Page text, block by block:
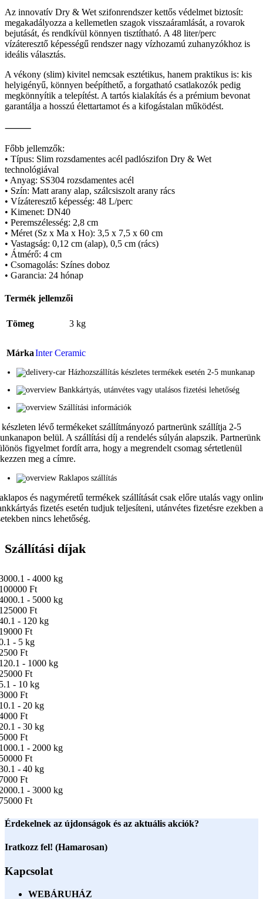
Az innovatív Dry & Wet szifonrendszer kettős védelmet biztosít:
megakadályozza a kellemetlen szagok visszaáramlását, a rovarok
bejutását, és rendkívül könnyen tisztítható. A 48 liter/perc
vízáteresztő képességű rendszer nagy vízhozamú zuhanyzókhoz is
ideális választás.
A vékony (slim) kivitel nemcsak esztétikus, hanem praktikus is: kis
helyigényű, könnyen beépíthető, a forgatható csatlakozók pedig
megkönnyítik a telepítést. A tartós kialakítás és a prémium bevonat
garantálja a hosszú élettartamot és a kifogástalan működést.
⸻
Főbb jellemzők:
• Típus: Slim rozsdamentes acél padlószifon Dry & Wet
technológiával
• Anyag: SS304 rozsdamentes acél
• Szín: Matt arany alap, szálcsiszolt arany rács
• Vízáteresztő képesség: 48 L/perc
• Kimenet: DN40
• Peremszélesség: 2,8 cm
• Méret (Sz x Ma x Ho): 3,5 x 7,5 x 60 cm
• Vastagság: 0,12 cm (alap), 0,5 cm (rács)
• Átmérő: 4 cm
• Csomagolás: Színes doboz
• Garancia: 24 hónap
Termék jellemzői
Tömeg 3 kg
MárkaInter Ceramic
Házhozszállítás készletes termékek esetén 2-5 munkanap
Bankkártyás, utánvétes vagy utalásos fizetési lehetőség
Szállítási információk
lévő termékeket szállítmányozó partnerünk szállítja 2-5
belül. A szállítási díj a rendelés súlyán alapszik. Partnerünk
figyelmet fordít arra, hogy a megrendelt csomag sértetlenül
meg a címre.
Raklapos szállítás
és nagyméretű termékek szállítását csak előre utalás vagy
fizetés esetén tudjuk teljesíteni, utánvétes fizetésre ezekben
nincs lehetőség.
Szállítási díjak
- 4000 kg
Ft
- 5000 kg
Ft
- 120 kg
Ft
- 5 kg
Ft
- 1000 kg
Ft
- 10 kg
Ft
- 20 kg
Ft
- 30 kg
Ft
- 2000 kg
Ft
- 40 kg
Ft
- 3000 kg
Ft
Érdekelnek az újdonságok és az aktuális akciók?
Iratkozz fel! (Hamarosan)
Kapcsolat
WEBÁRUHÁZ